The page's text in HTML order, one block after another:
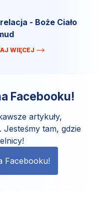
- Boże Ciało
WIĘCEJ
Facebooku!
artykuły,
tam, gdzie
Facebooku!